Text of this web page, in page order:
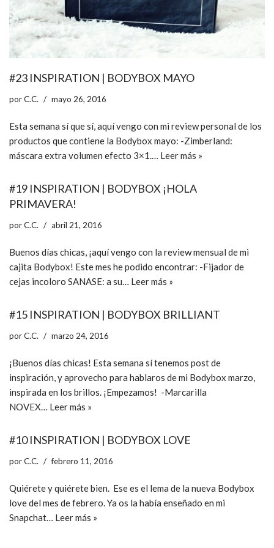
#23 INSPIRATION | BODYBOX MAYO
porC.C. mayo 26, 2016
Esta semana sí que sí, aquí vengo con mi review personal de los
productos que contiene la Bodybox mayo: -Zimberland:
máscara extra volumen efecto 3×1.… Leer más »
#19 INSPIRATION | BODYBOX ¡HOLA
PRIMAVERA!
porC.C. abril 21, 2016
Buenos días chicas, ¡aquí vengo con la review mensual de mi
cajita Bodybox! Este mes he podido encontrar: -Fijador de
cejas incoloro SANASE: a su… Leer más »
#15 INSPIRATION | BODYBOX BRILLIANT
porC.C. marzo 24, 2016
¡Buenos días chicas! Esta semana sí tenemos post de
inspiración, y aprovecho para hablaros de mi Bodybox marzo,
inspirada en los brillos. ¡Empezamos! -Marcarilla
NOVEX… Leer más »
#10 INSPIRATION | BODYBOX LOVE
porC.C. febrero 11, 2016
Quiérete y quiérete bien. Ese es el lema de la nueva Bodybox
love del mes de febrero. Ya os la había enseñado en mi
Snapchat… Leer más »